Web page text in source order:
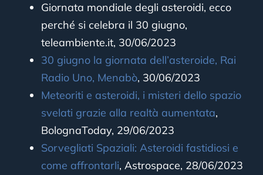
Giornata mondiale degli asteroidi, ecco
perché si celebra il 30 giugno,
teleambiente.it, 30/06/2023
30 giugno la giornata dell’asteroide, Rai
Radio Uno, Menabò, 30/06/2023
Meteoriti e asteroidi, i misteri dello spazio
svelati grazie alla realtà aumentata,
BolognaToday, 29/06/2023
Sorvegliati Spaziali: Asteroidi fastidiosi e
come affrontarli, Astrospace, 28/06/2023